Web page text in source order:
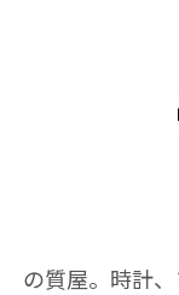
の質屋。時計